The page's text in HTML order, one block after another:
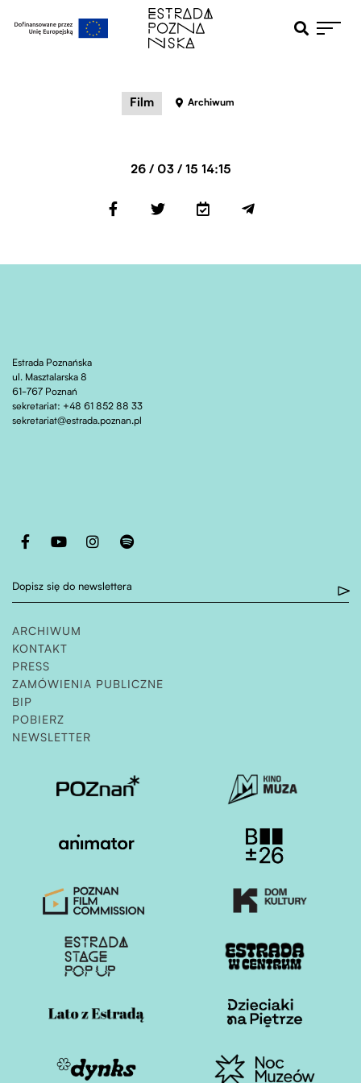
Otwiera pole
Film Archiwum
26 / 03 / 15 14:15
Estrada Poznańska
ul. Masztalarska 8
61-767 Poznań
sekretariat: +48 61 852 88 33
sekretariat@estrada.poznan.pl
Otwiera stronę w nowej karcie
Otwiera stronę w nowej karcie
Otwiera stronę w nowej karcie
Otwiera stronę w nowej karcie
Dopisz się do newslettera
ARCHIWUM
KONTAKT
PRESS
ZAMÓWIENIA PUBLICZNE
BIP
POBIERZ
NEWSLETTER
Otwiera stronę w nowej karcie Otwiera stronę w
Otwiera stronę w nowej karcie Otwiera stronę w
Otwiera stronę w nowej karcie Otwiera stronę w
Otwiera stronę w nowej karcie Otwiera stronę w
Otwiera stronę w nowej karcie Otwiera stronę w
Otwiera stronę w nowej karcie Otwiera stronę w